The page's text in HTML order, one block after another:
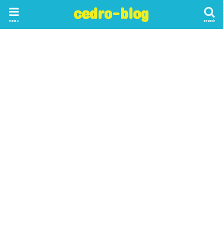
cedro-blog search
menu